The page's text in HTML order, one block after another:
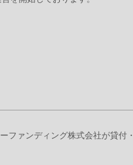
ァンディング株式会社が貸付